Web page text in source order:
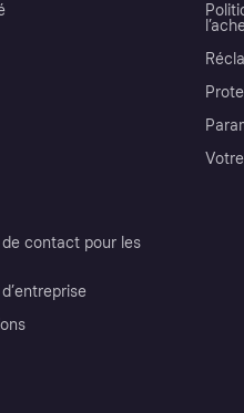
contact pour les